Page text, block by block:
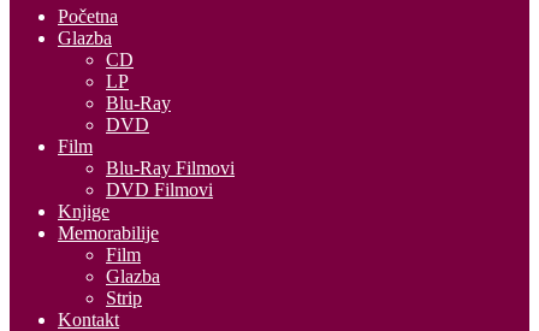
Početna
Glazba
CD
LP
Blu-Ray
DVD
Film
Blu-Ray Filmovi
DVD Filmovi
Knjige
Memorabilije
Film
Glazba
Strip
Kontakt